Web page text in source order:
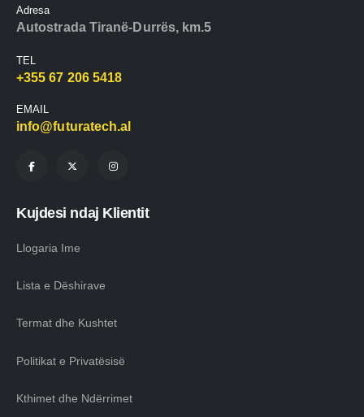
Adresa
Autostrada Tiranë-Durrës, km.5
TEL
+355 67 206 5418
EMAIL
info@futuratech.al
Kujdesi ndaj Klientit
Llogaria Ime
Lista e Dëshirave
Termat dhe Kushtet
Politikat e Privatësisë
Kthimet dhe Ndërrimet